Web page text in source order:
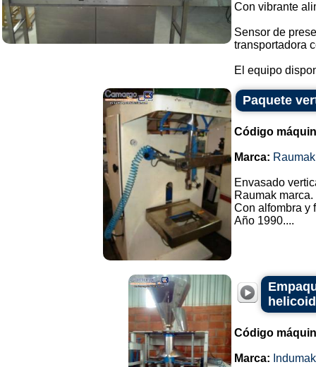
Con vibrante
Sensor de
transportadora
El equipo
Paquete
Código
Marca: Raumak
Envasado
Raumak marca.
Con alfombra y
Año 1990....
Código
Marca: Indumak